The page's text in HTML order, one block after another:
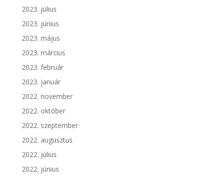
2023. július
2023. június
2023. május
2023. március
2023. február
2023. január
2022. november
2022. október
2022. szeptember
2022. augusztus
2022. július
2022. június